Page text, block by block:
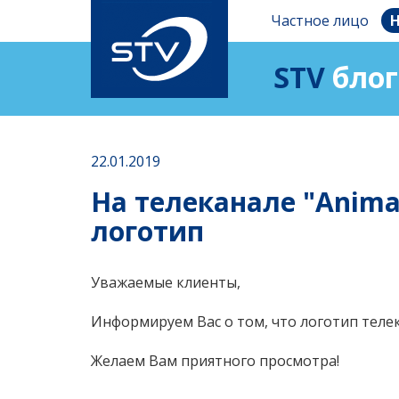
Частное лицо
STV блог
22.01.2019
На телеканале
логотип
Уважаемые клиенты,
Информируем Васо том, что логотип
Желаем Вам приятного просмотра!